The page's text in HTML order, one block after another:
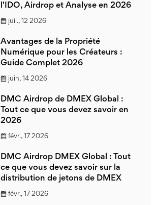
l'IDO, Airdrop et Analyse en 2026
juil., 12 2026
Avantages de la Propriété
Numérique pour les Créateurs :
Guide Complet 2026
juin, 14 2026
DMC Airdrop de DMEX Global :
Tout ce que vous devez savoir en
2026
févr., 17 2026
DMC Airdrop DMEX Global : Tout
ce que vous devez savoir sur la
distribution de jetons de DMEX
févr., 17 2026